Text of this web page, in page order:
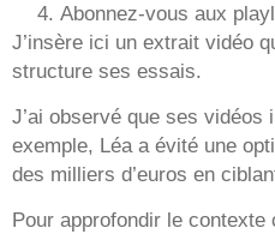
Abonnez-vous aux
J’insère ici un extrait vidéo
structure ses essais.
J’ai observé que ses vidéos
exemple, Léa a évité une
des milliers d’euros en
Pour approfondir le